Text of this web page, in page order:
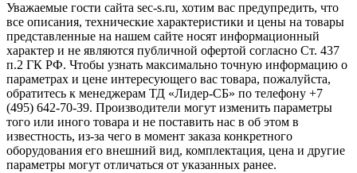
Уважаемые гости сайта sec-s.ru, хотим вас предупредить, что
все описания, технические характеристики и цены на товары
представленные на нашем сайте носят информационный
характер и не являются публичной офертой согласно Ст. 437
п.2 ГК РФ. Чтобы узнать максимально точную информацию о
параметрах и цене интересующего вас товара, пожалуйста,
обратитесь к менеджерам ТД «Лидер-СБ» по телефону +7
(495) 642-70-39. Производители могут изменить параметры
того или иного товара и не поставить нас в об этом в
известность, из-за чего в момент заказа конкретного
оборудования его внешний вид, комплектация, цена и другие
параметры могут отличаться от указанных ранее.